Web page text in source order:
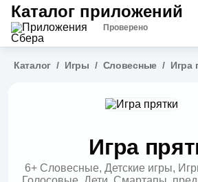
Каталог приложений
Проверено
Каталог / Игры / Словесные / Игра
Игра
6+ Словесные, Детские игры,